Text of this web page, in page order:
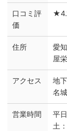
口コミ評
価
住所
愛
屋
アクセス
地
名
営業時間
平
土